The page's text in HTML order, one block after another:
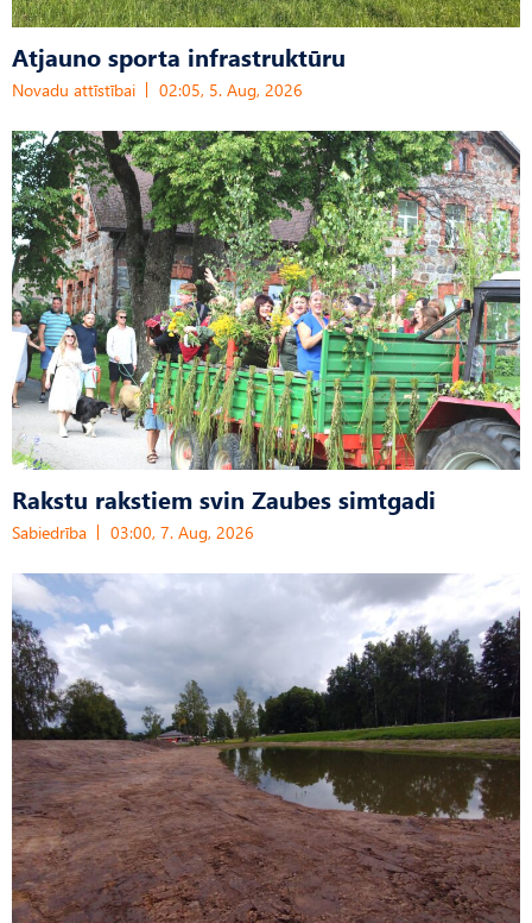
Atjauno sporta infrastruktūru
Novadu attīstībai 02:05, 5. Aug, 2026
Rakstu rakstiem svin Zaubes simtgadi
Sabiedrība 03:00, 7. Aug, 2026